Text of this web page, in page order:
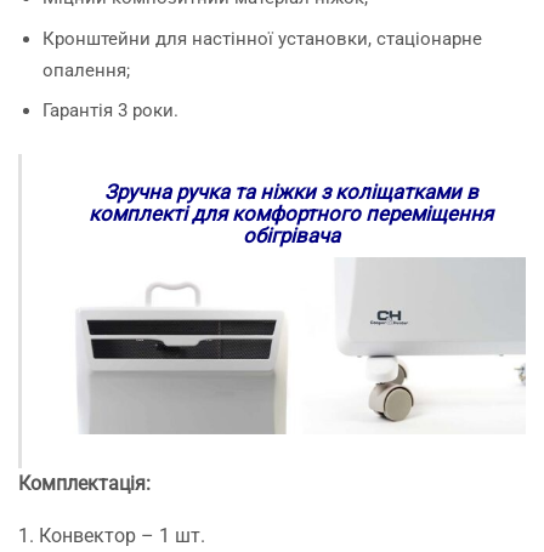
Кронштейни для настінної установки, стаціонарне
опалення;
Гарантія 3 роки.
Зручна ручка та ніжки з коліщатками в
комплекті для комфортного переміщення
обігрівача
Комплектація:
1. Конвектор – 1 шт.